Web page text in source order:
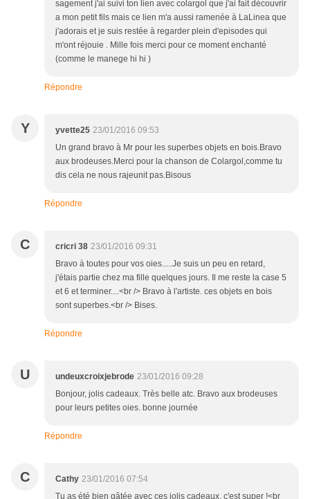
sagement j'ai suivi ton lien avec colargol que j'ai fait découvrir
a mon petit fils mais ce lien m'a aussi ramenée à LaLinea que
j'adorais et je suis restée à regarder plein d'episodes qui
m'ont réjouie . Mille fois merci pour ce moment enchanté
(comme le manege hi hi )
Répondre
Y yvette25 23/01/2016 09:53
Un grand bravo à Mr pour les superbes objets en bois.Bravo
aux brodeuses.Merci pour la chanson de Colargol,comme tu
dis cela ne nous rajeunit pas.Bisous
Répondre
C cricri 38 23/01/2016 09:31
Bravo à toutes pour vos oies.....Je suis un peu en retard,
j'étais partie chez ma fille quelques jours. Il me reste la case 5
et 6 et terminer....<br /> Bravo à l'artiste. ces objets en bois
sont superbes.<br /> Bises.
Répondre
U undeuxcroixjebrode 23/01/2016 09:28
Bonjour, jolis cadeaux. Très belle atc. Bravo aux brodeuses
pour leurs petites oies. bonne journée
Répondre
C Cathy 23/01/2016 07:54
Tu as été bien gâtée avec ces jolis cadeaux, c'est super !<br